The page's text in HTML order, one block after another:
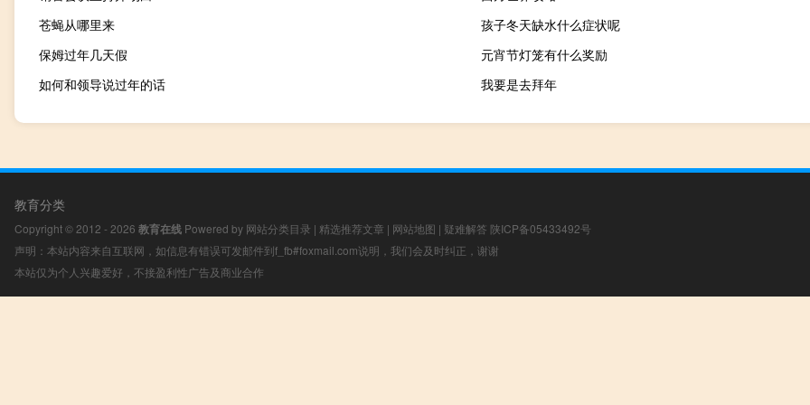
苍蝇从哪里来
孩子冬天缺水什么症状呢
保姆过年几天假
元宵节灯笼有什么奖励
如何和领导说过年的话
我要是去拜年
教育分类
Copyright © 2012 - 2026 教育在线 Powered by 网站分类目录 | 精选推荐文章 | 网站地图 | 疑难解答 陕ICP备05433492号
声明：本站内容来自互联网，如信息有错误可发邮件到f_fb#foxmail.com说明，我们会及时纠正，谢谢
本站仅为个人兴趣爱好，不接盈利性广告及商业合作